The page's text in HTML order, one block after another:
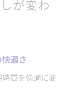
浴室リフォ
いための注
が変わ
適さ
間を快適に変